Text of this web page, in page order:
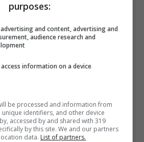
purposes:
and content, advertising and
audience research and
information on a device
be processed and information from
identifiers, and other device
accessed by and shared with 319
by this site. We and our partners
data. List of partners.